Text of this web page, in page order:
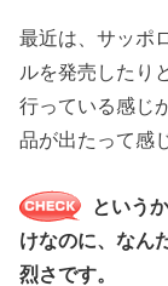
最近は、サッポ
ルを発売したり
行っている感じ
品が出たって感
という
けなのに、なん
烈さです。